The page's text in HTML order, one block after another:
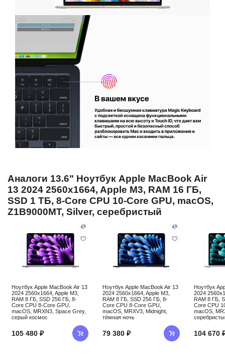
Аналоги 13.6" Ноутбук Apple MacBook Air
13 2024 2560x1664, Apple M3, RAM 16 ГБ,
SSD 1 ТБ, 8-Core CPU 10-Core GPU, macOS,
Z1B9000MT, Silver, серебристый
Ноутбук Apple MacBook Air 13
2024 2560x1664, Apple M3,
RAM 8 ГБ, SSD 256 ГБ, 8-
Core CPU 8-Core GPU,
macOS, MRXN3, Space Grey,
серый космос
105 480 ₽
Ноутбук Apple MacBook Air 13
2024 2560x1664, Apple M3,
RAM 8 ГБ, SSD 256 ГБ, 8-
Core CPU 8-Core GPU,
macOS, MRXV3, Midnight,
тёмная ночь
79 380 ₽
Ноутбук
2024
RAM 8 ГБ,
Core CPU
macOS,
104 670